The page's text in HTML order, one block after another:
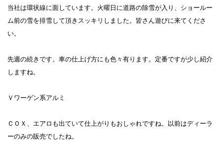
当社は環状線に面しています。火曜日に道路の除雪が入り、ショールー
ム前の雪を排雪して頂きスッキリしました。皆さん遊びに来てくださ
い。
先週の続きです。車の仕上げ方にも色々有ります。定番ですが少し紹介
しますね。
Ｖワーゲン系アルミ
ＣＯＸ、エアロも出ていて仕上がりもおしゃれですね。以前はディーラ
ーのみの販売でしたね。